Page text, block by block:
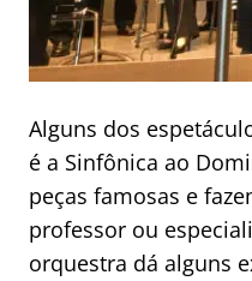
Alguns dos
é a Sinfônica ao
peças famosas e
professor ou
orquestra dá alguns